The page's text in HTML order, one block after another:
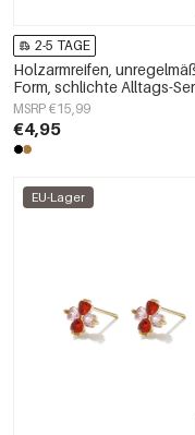
2-5 TAGE
Holzarmreifen,
Form, schlichte Alltags-
Damenschmuck
MSRP €15,99
€4,95
EU-Lager